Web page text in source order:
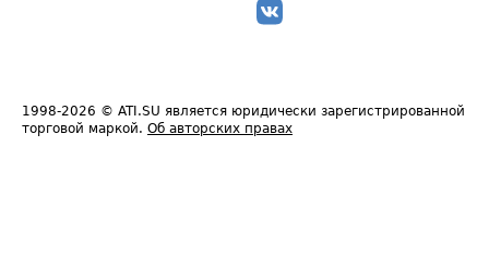
1998-2026 © ATI.SU является юридически зарегистрированной
торговой маркой. Об авторских правах